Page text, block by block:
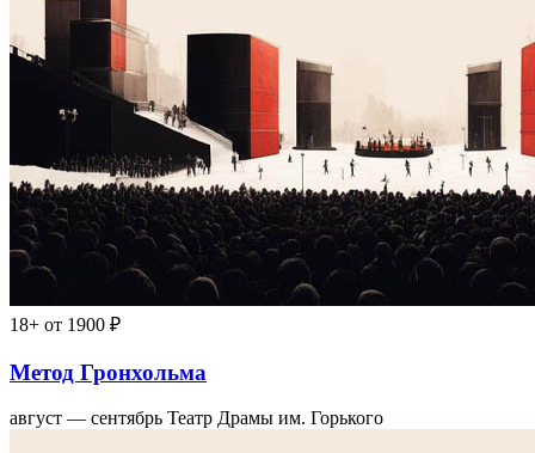
18+ от 1900 ₽
Метод Гронхольма
август — сентябрь Театр Драмы им. Горького